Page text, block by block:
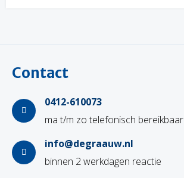
Contact
0412-610073
ma t/m zo telefonisch bereikbaar
info@degraauw.nl
binnen 2 werkdagen reactie